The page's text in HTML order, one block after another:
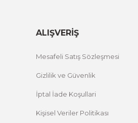
ALIŞVERİŞ
Mesafeli Satış Sözleşmesi
Gizlilik ve Güvenlik
İptal İade Koşullari
Kişisel Veriler Politikası